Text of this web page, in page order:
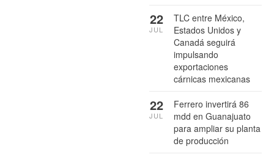
TLC entre México,
Estados Unidos y
Canadá seguirá
impulsando
exportaciones
cárnicas mexicanas
22
JUL
Ferrero invertirá 86
mdd en Guanajuato
para ampliar su planta
de producción
22
JUL